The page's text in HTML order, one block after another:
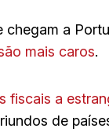
a
mais caros.
fiscais a
de